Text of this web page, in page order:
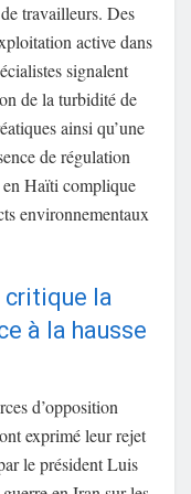
travailleurs. Des
active dans
signalent
de la turbidité de
ainsi qu’une
de régulation
Haïti complique
environnementaux
critique la
à la hausse
d’opposition
exprimé leur rejet
le président Luis